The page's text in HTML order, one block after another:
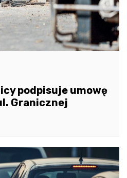
podpisuje umowę
Granicznej